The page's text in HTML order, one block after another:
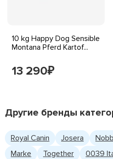
10 kg Happy Dog Sensible
Montana Pferd Kartof...
13 290₽
Другие бренды
Royal Canin Josera
Marke
Together 0039